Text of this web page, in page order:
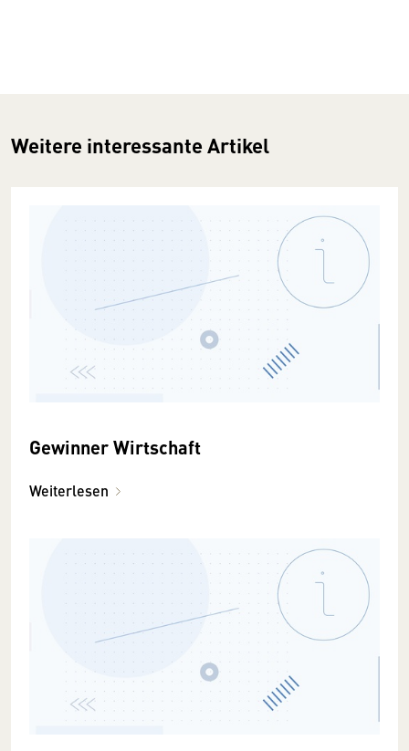
Weitere interessante Artikel
Gewinner Wirtschaft
Weiterlesen